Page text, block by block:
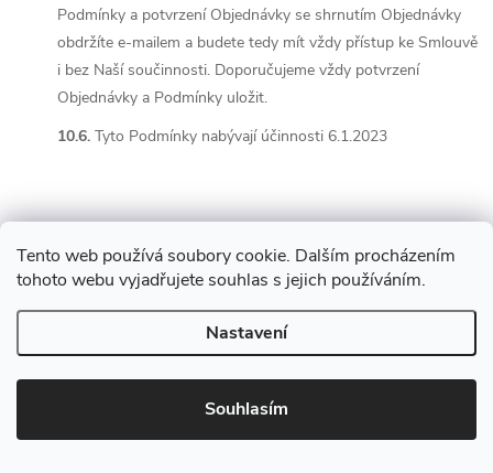
Tento web používá soubory cookie. Dalším procházením
tohoto webu vyjadřujete souhlas s jejich používáním.
Nastavení
Souhlasím
Podmínky a potvrzení Objednávky se shrnutím Objednávky
obdržíte e-mailem a budete tedy mít vždy přístup ke Smlouvě
i bez Naší součinnosti. Doporučujeme vždy potvrzení
Objednávky a Podmínky uložit.
10.6. Tyto Podmínky nabývají účinnosti 6.1.2023
Z
á
p
Mějte přehled o novinkách
a slevách